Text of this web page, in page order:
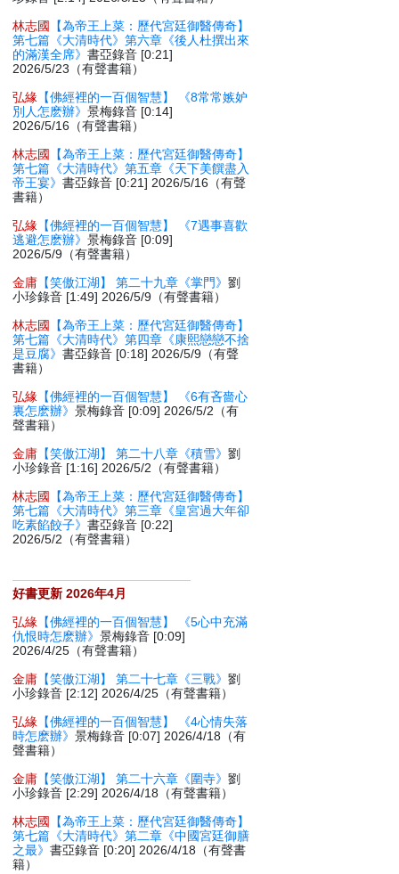
林志國
【為帝王上菜：歷代宮廷御醫傳奇】
第七篇《大清時代》第六章《後人杜撰出來
的滿漢全席》書亞錄音 [0:21]
2026/5/23（有聲書籍）
弘緣 【佛經裡的一百個智慧】 《8常常嫉妒
別人怎麽辦》景梅錄音 [0:14]
2026/5/16（有聲書籍）
林志國
【為帝王上菜：歷代宮廷御醫傳奇】
第七篇《大清時代》第五章《天下美饌盡入
帝王宴》書亞錄音 [0:21] 2026/5/16（有聲
書籍）
弘緣 【佛經裡的一百個智慧】 《7遇事喜歡
逃避怎麽辦》景梅錄音 [0:09]
2026/5/9（有聲書籍）
金庸 【笑傲江湖】 第二十九章《掌門》劉
小珍錄音 [1:49] 2026/5/9（有聲書籍）
林志國
【為帝王上菜：歷代宮廷御醫傳奇】
第七篇《大清時代》第四章《康熙戀戀不捨
是豆腐》書亞錄音 [0:18] 2026/5/9（有聲
書籍）
弘緣 【佛經裡的一百個智慧】 《6有吝嗇心
裏怎麽辦》景梅錄音 [0:09] 2026/5/2（有
聲書籍）
金庸 【笑傲江湖】 第二十八章《積雪》劉
小珍錄音 [1:16] 2026/5/2（有聲書籍）
林志國
【為帝王上菜：歷代宮廷御醫傳奇】
第七篇《大清時代》第三章《皇宮過大年卻
吃素餡餃子》書亞錄音 [0:22]
2026/5/2（有聲書籍）
好書更新 2026年4月
弘緣 【佛經裡的一百個智慧】 《5心中充滿
仇恨時怎麽辦》景梅錄音 [0:09]
2026/4/25（有聲書籍）
金庸 【笑傲江湖】 第二十七章《三戰》劉
小珍錄音 [2:12] 2026/4/25（有聲書籍）
弘緣 【佛經裡的一百個智慧】 《4心情失落
時怎麽辦》景梅錄音 [0:07] 2026/4/18（有
聲書籍）
金庸 【笑傲江湖】 第二十六章《圍寺》劉
小珍錄音 [2:29] 2026/4/18（有聲書籍）
林志國
【為帝王上菜：歷代宮廷御醫傳奇】
第七篇《大清時代》第二章《中國宮廷御膳
之最》書亞錄音 [0:20] 2026/4/18（有聲書
籍）